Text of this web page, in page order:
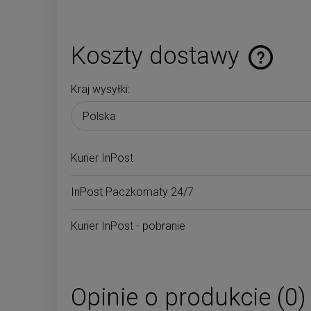
Koszty dostawy
Kraj wysyłki:
Kurier InPost
InPost Paczkomaty 24/7
Kurier InPost - pobranie
Opinie o produkcie (0)